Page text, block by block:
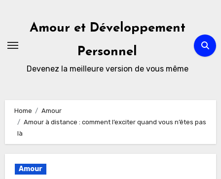
Amour et Développement
Personnel
Devenez la meilleure version de vous même
Home
Amour
Amour à distance : comment l’exciter quand vous n’êtes pas
là
Amour